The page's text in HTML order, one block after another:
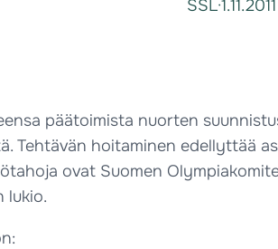
SSL·
päätoimista nuorten
hoitaminen edellyttää
ovat Suomen
lukio.